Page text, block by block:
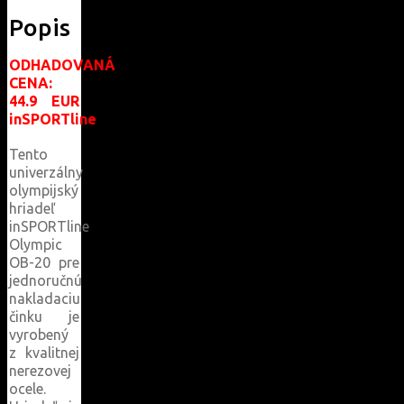
Popis
ODHADOVANÁ
CENA:
44.9 EUR
inSPORTline
Tento
univerzálny
olympijský
hriadeľ
inSPORTline
Olympic
OB-20 pre
jednoručnú
nakladaciu
činku je
vyrobený
z kvalitnej
nerezovej
ocele.